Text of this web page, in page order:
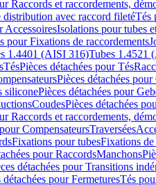
Raccords et raccordements,
distribution avec raccord filetéTés
AccessoiresIsolations pour tubes
pour Fixations de raccordements
1.4401 (AISI 316)Tubes 1.4521
TésPièces détachées pour Tés
Pièces détachées
siliconePièces détachées pour
CoudesPièces détachées
Raccords et raccordements,
CompensateursTraversées
Fixations pour tubesFixations de
pour RaccordsManchons
détachées pour Transitions
détachées pour FermeturesTés